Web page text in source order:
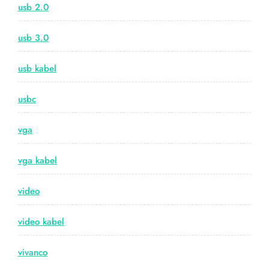
usb 2.0
usb 3.0
usb kabel
usbc
vga
vga kabel
video
video kabel
vivanco